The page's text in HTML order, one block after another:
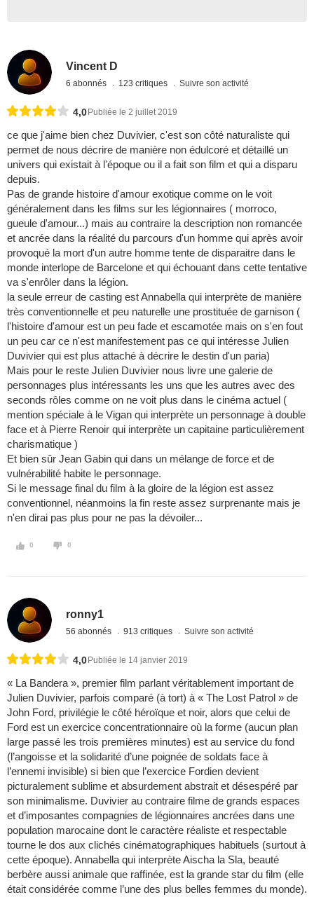
Vincent D
6 abonnés 123 critiques Suivre son activité
4,0 Publiée le 2 juillet 2019
ce que j'aime bien chez Duvivier, c'est son côté naturaliste qui
permet de nous décrire de manière non édulcoré et détaillé un
univers qui existait à l'époque ou il a fait son film et qui a disparu
depuis.
Pas de grande histoire d'amour exotique comme on le voit
généralement dans les films sur les légionnaires ( morroco,
gueule d'amour...) mais au contraire la description non romancée
et ancrée dans la réalité du parcours d'un homme qui après avoir
provoqué la mort d'un autre homme tente de disparaitre dans le
monde interlope de Barcelone et qui échouant dans cette tentative
va s'enrôler dans la légion.
la seule erreur de casting est Annabella qui interprète de manière
très conventionnelle et peu naturelle une prostituée de garnison (
l'histoire d'amour est un peu fade et escamotée mais on s'en fout
un peu car ce n'est manifestement pas ce qui intéresse Julien
Duvivier qui est plus attaché à décrire le destin d'un paria)
Mais pour le reste Julien Duvivier nous livre une galerie de
personnages plus intéressants les uns que les autres avec des
seconds rôles comme on ne voit plus dans le cinéma actuel (
mention spéciale à le Vigan qui interprète un personnage à double
face et à Pierre Renoir qui interprète un capitaine particulièrement
charismatique )
Et bien sûr Jean Gabin qui dans un mélange de force et de
vulnérabilité habite le personnage.
Si le message final du film à la gloire de la légion est assez
conventionnel, néanmoins la fin reste assez surprenante mais je
n'en dirai pas plus pour ne pas la dévoiler...
0 0
ronny1
56 abonnés 913 critiques Suivre son activité
4,0 Publiée le 14 janvier 2019
« La Bandera », premier film parlant véritablement important de
Julien Duvivier, parfois comparé (à tort) à « The Lost Patrol » de
John Ford, privilégie le côté héroïque et noir, alors que celui de
Ford est un exercice concentrationnaire où la forme (aucun plan
large passé les trois premières minutes) est au service du fond
(l’angoisse et la solidarité d’une poignée de soldats face à
l’ennemi invisible) si bien que l’exercice Fordien devient
picturalement sublime et absurdement abstrait et désespéré par
son minimalisme. Duvivier au contraire filme de grands espaces
et d’imposantes compagnies de légionnaires ancrées dans une
population marocaine dont le caractère réaliste et respectable
tourne le dos aux clichés cinématographiques habituels (surtout à
cette époque). Annabella qui interprète Aischa la Sla, beauté
berbère aussi animale que raffinée, est la grande star du film (elle
était considérée comme l’une des plus belles femmes du monde).